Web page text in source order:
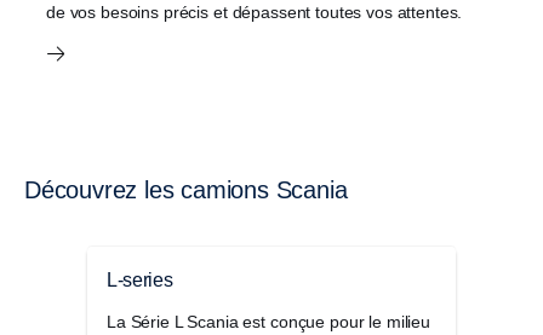
de vos besoins précis et dépassent toutes vos attentes.
Découvrez les camions Scania
L-series
La Série L Scania est conçue pour le milieu